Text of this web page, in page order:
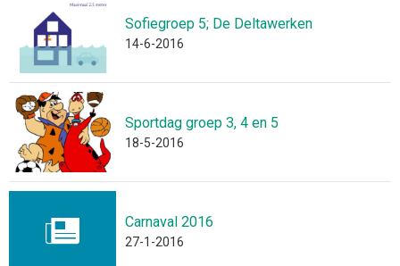
Sofiegroep 5; De Deltawerken
14-6-2016
Sportdag groep 3, 4 en 5
18-5-2016
Carnaval 2016
27-1-2016